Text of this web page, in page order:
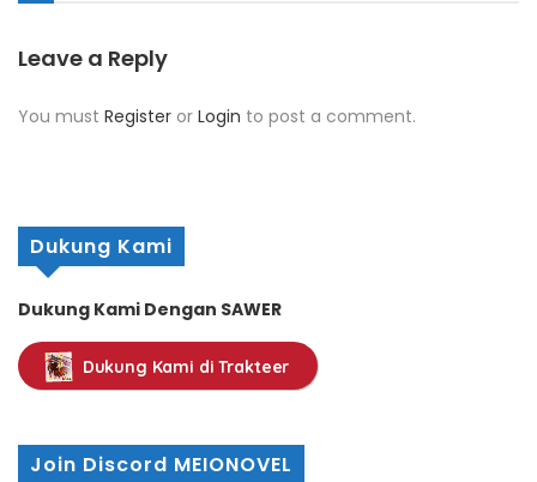
Leave a Reply
You must Register or Login to post a comment.
Dukung Kami
Dukung Kami Dengan SAWER
Dukung Kami di Trakteer
Join Discord MEIONOVEL